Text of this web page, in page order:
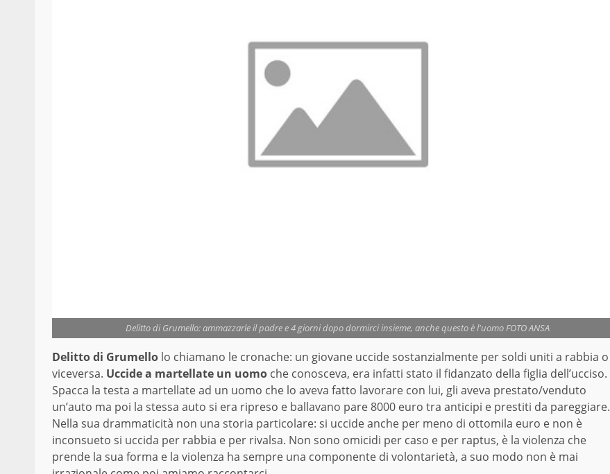
Delitto di Grumello: ammazzarle il padre e 4 giorni dopo dormirci insieme, anche questo è l'uomo FOTO ANSA
Delitto di Grumello lo chiamano le cronache: un giovane uccide sostanzialmente per soldi uniti a rabbia o
viceversa. Uccide a martellate un uomo che conosceva, era infatti stato il fidanzato della figlia dell’ucciso.
Spacca la testa a martellate ad un uomo che lo aveva fatto lavorare con lui, gli aveva prestato/venduto
un’auto ma poi la stessa auto si era ripreso e ballavano pare 8000 euro tra anticipi e prestiti da pareggiare.
Nella sua drammaticità non una storia particolare: si uccide anche per meno di ottomila euro e non è
inconsueto si uccida per rabbia e per rivalsa. Non sono omicidi per caso e per raptus, è la violenza che
prende la sua forma e la violenza ha sempre una componente di volontarietà, a suo modo non è mai